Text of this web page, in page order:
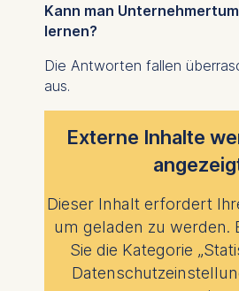
Kann man
lernen?
Die Antworten fallen
aus.
Externe Inhalte
Dieser Inhalt erfordert
um geladen zu werden.
Sie die Kategorie